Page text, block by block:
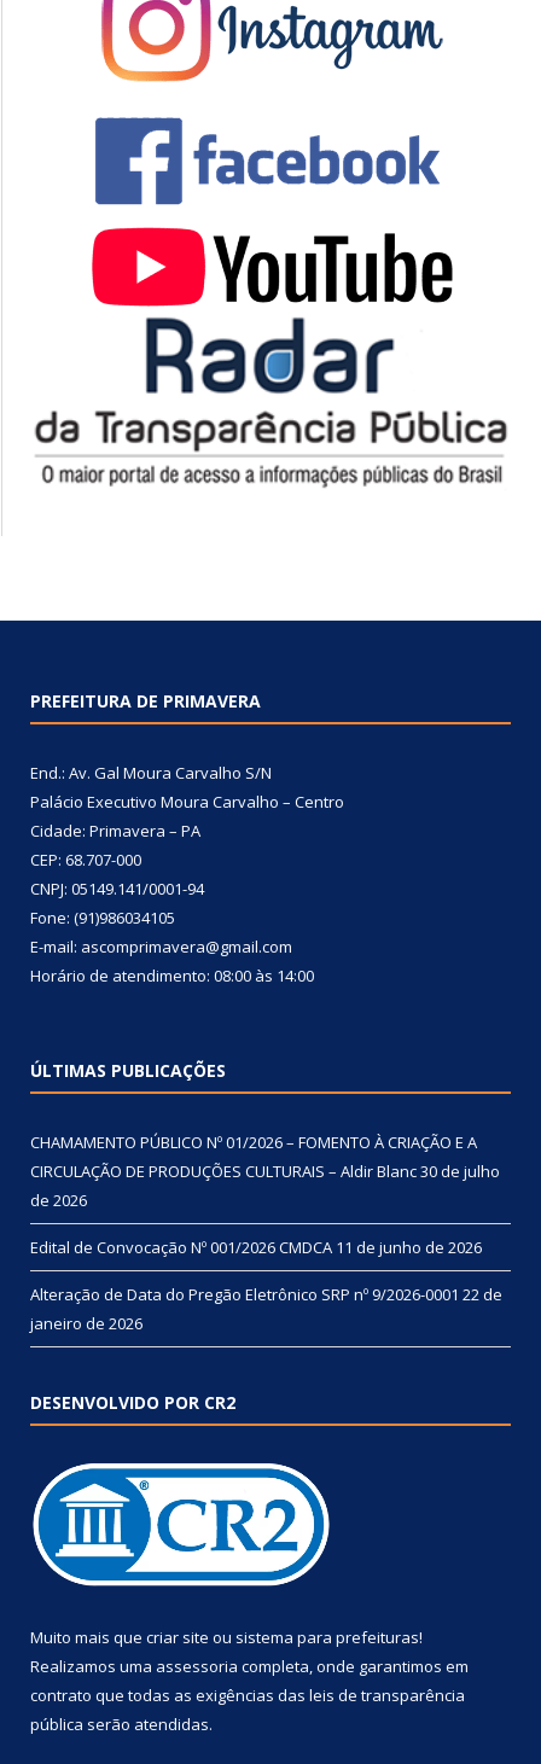
PREFEITURA DE PRIMAVERA
End.: Av. Gal Moura Carvalho S/N
Palácio Executivo Moura Carvalho – Centro
Cidade: Primavera – PA
CEP: 68.707-000
CNPJ: 05149.141/0001-94
Fone: (91)986034105
E-mail: ascomprimavera@gmail.com
Horário de atendimento: 08:00 às 14:00
ÚLTIMAS PUBLICAÇÕES
CHAMAMENTO PÚBLICO Nº 01/2026 – FOMENTO À CRIAÇÃO E A
CIRCULAÇÃO DE PRODUÇÕES CULTURAIS – Aldir Blanc30 de julho
de 2026
Edital de Convocação Nº 001/2026 CMDCA 11 de junho de 2026
Alteração de Data do Pregão Eletrônico SRP nº 9/2026-0001 22 de
janeiro de 2026
DESENVOLVIDO POR CR2
Muito mais que criar site ou sistema para prefeituras!
Realizamos uma assessoria completa, onde garantimos em
contrato que todas as exigências das leis de transparência
pública serão atendidas.